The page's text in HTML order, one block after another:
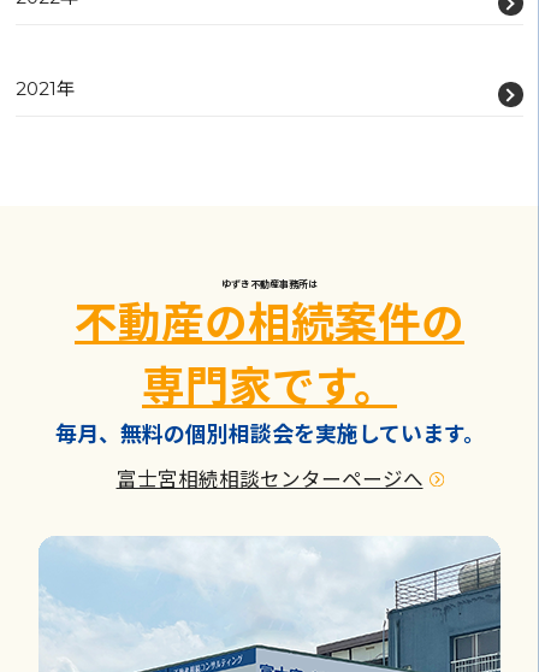
2021年
ゆずき不動産事務所は
不動産の相続案件の
専門家です。
毎月、無料の個別相談会を実施しています。
富士宮相続相談センターページへ